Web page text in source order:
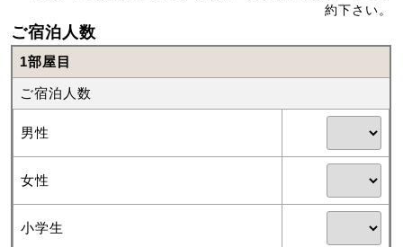
約下さい。
ご宿泊人数
1部屋目
ご宿泊人数
男性
女性
小学生